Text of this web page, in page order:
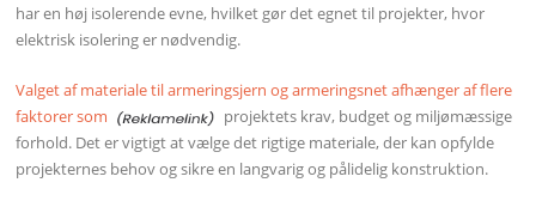
har en høj isolerende evne, hvilket gør det egnet til projekter, hvor
elektrisk isolering er nødvendig.
Valget af materiale til armeringsjern og armeringsnet afhænger af flere
faktorer som
projektets krav, budget og miljømæssige
forhold. Det er vigtigt at vælge det rigtige materiale, der kan opfylde
projekternes behov og sikre en langvarig og pålidelig konstruktion.